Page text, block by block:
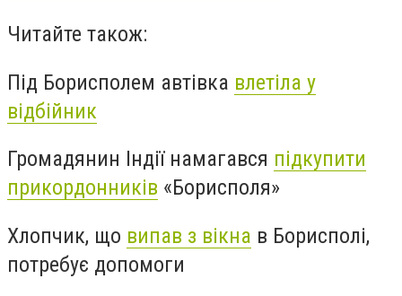
Читайте також:
Під Борисполем автівка влетіла у
відбійник
Громадянин Індії намагався підкупити
прикордонників «Борисполя»
Хлопчик, що випав з вікна в Борисполі,
потребує допомоги